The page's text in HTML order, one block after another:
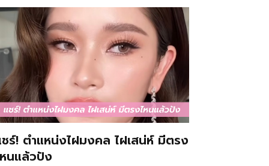
ร์! ตำแหน่งไฝมงคล ไฝเสน่ห์ มีตรง
นแล้วปัง